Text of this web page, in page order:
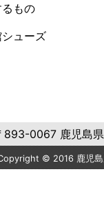
もの
ューズ
893-0067 鹿児
© 2016 鹿児島